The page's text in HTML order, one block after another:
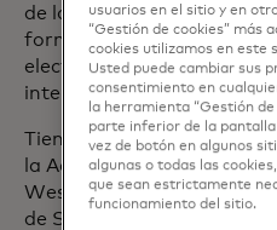
de los primeros agentes
formal sobre la
electrónica y trabajó en
internacionales de delitos
Tiene una licenciatura en
la Academia Militar de los
West Point, se graduó de
de Seguridad Nacional del
usuarios en el sitio y en
“Gestión de cookies” más
cookies utilizamos en este
Usted puede cambiar sus
consentimiento en
la herramienta “Gestión
parte inferior de la
vez de botón en algunos
algunas o todas las
que sean estrictamente
funcionamiento del sitio.